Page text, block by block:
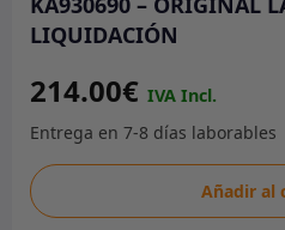
LIQUIDACIÓN
214.00€
Semieje
trasero
Añadir al